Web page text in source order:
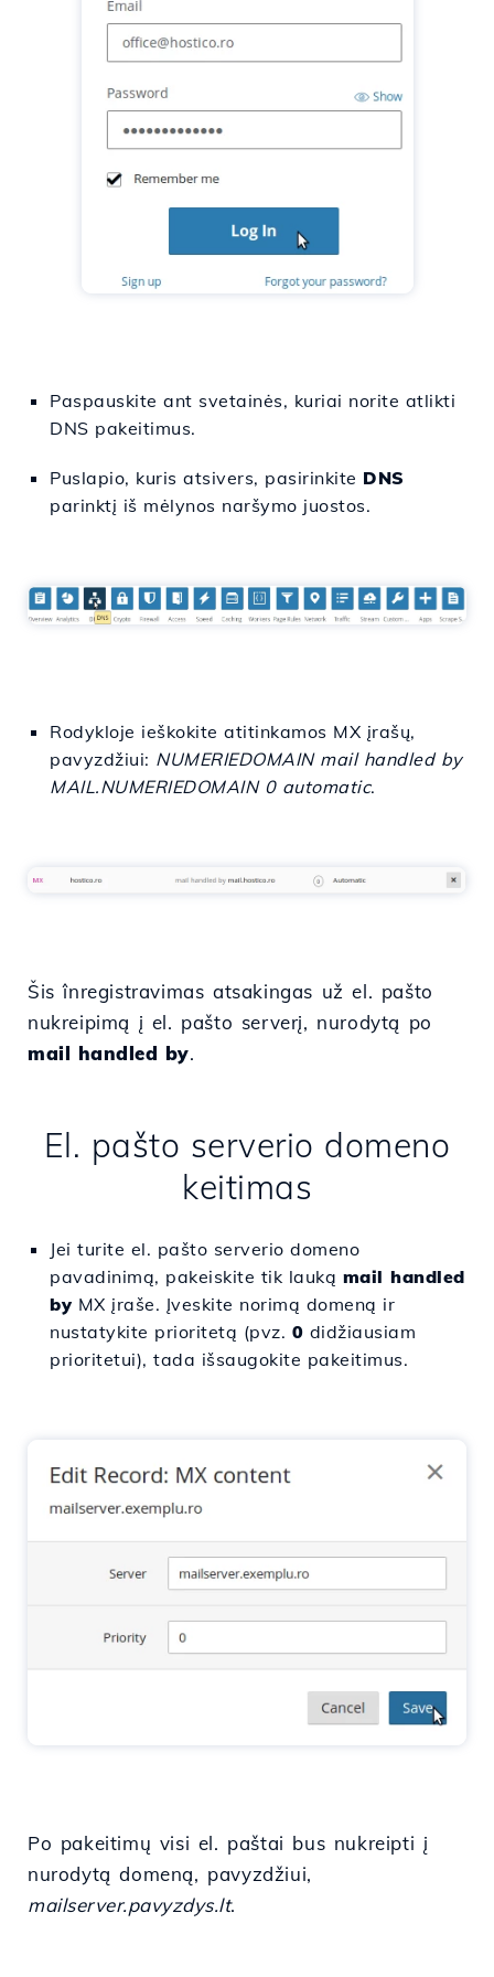
Paspauskite ant svetainės, kuriai norite atlikti
DNS pakeitimus.
Puslapio, kuris atsivers, pasirinkite DNS
parinktį iš mėlynos naršymo juostos.
Rodykloje ieškokite atitinkamos MX įrašų,
pavyzdžiui: NUMERIEDOMAIN mail handled by
MAIL.NUMERIEDOMAIN 0 automatic.
Šis înregistravimas atsakingas už el. pašto
nukreipimą į el. pašto serverį, nurodytą po
mail handled by.
El. pašto serverio domeno
keitimas
Jei turite el. pašto serverio domeno
pavadinimą, pakeiskite tik lauką mail handled
by MX įraše. Įveskite norimą domeną ir
nustatykite prioritetą (pvz. 0 didžiausiam
prioritetui), tada išsaugokite pakeitimus.
Po pakeitimų visi el. paštai bus nukreipti į
nurodytą domeną, pavyzdžiui,
mailserver.pavyzdys.lt.